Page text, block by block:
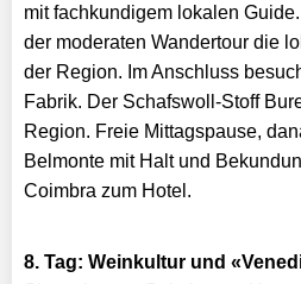
mit fachkundigem lokalen
der moderaten Wandertour die
der Region. Im Anschluss
Fabrik. Der Schafswoll-Stoff
Region. Freie Mittagspause,
Belmonte mit Halt und
Coimbra zum Hotel.
8. Tag: Weinkultur und